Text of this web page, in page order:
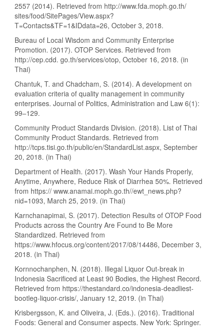
2557 (2014). Retrieved from http://www.fda.moph.go.th/
sites/food/SitePages/View.aspx?
T=Contacts&TF=1&IDdata=26, October 3, 2018.
Bureau of Local Wisdom and Community Enterprise
Promotion. (2017). OTOP Services. Retrieved from
http://cep.cdd. go.th/services/otop, October 16, 2018. (in
Thai)
Chantuk, T. and Chadcham, S. (2014). A development on
evaluation criteria of quality management in community
enterprises. Journal of Politics, Administration and Law 6(1):
99–129.
Community Product Standards Division. (2018). List of Thai
Community Product Standards. Retrieved from
http://tcps.tisi.go.th/public/en/StandardList.aspx, September
20, 2018. (in Thai)
Department of Health. (2017). Wash Your Hands Properly,
Anytime, Anywhere, Reduce Risk of Diarrhea 50%. Retrieved
from https:// www.anamai.moph.go.th//ewt_news.php?
nid=1093, March 25, 2019. (in Thai)
Karnchanapimai, S. (2017). Detection Results of OTOP Food
Products across the Country Are Found to Be More
Standardized. Retrieved from
https://www.hfocus.org/content/2017/08/14486, December 3,
2018. (in Thai)
Kornnochanphen, N. (2018). Illegal Liquor Out-break in
Indonesia Sacrificed at Least 90 Bodies, the Highest Record.
Retrieved from https://thestandard.co/indonesia-deadliest-
bootleg-liquor-crisis/, January 12, 2019. (in Thai)
Krisbergsson, K. and Oliveira, J. (Eds.). (2016). Traditional
Foods: General and Consumer aspects. New York: Springer.